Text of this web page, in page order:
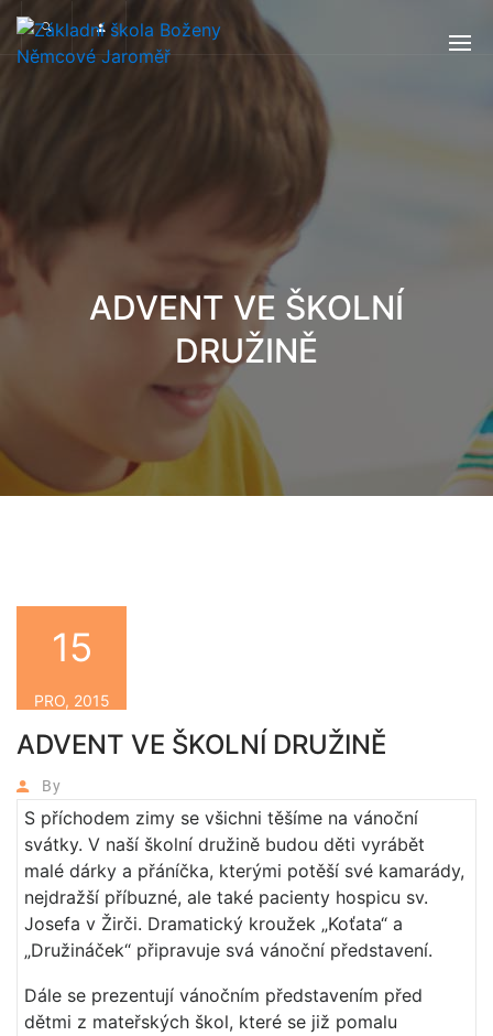
ADVENT VE ŠKOLNÍ
DRUŽINĚ
ADVENT VE ŠKOLNÍ DRUŽINĚ
By
15
PRO, 2015
S příchodem zimy se všichni těšíme na vánoční
svátky. V naší školní družině budou děti vyrábět
malé dárky a přáníčka, kterými potěší své kamarády,
nejdražší příbuzné, ale také pacienty hospicu sv.
Josefa v Žirči. Dramatický kroužek „Koťata“ a
„Družináček“ připravuje svá vánoční představení.
Dále se prezentují vánočním představením před
dětmi z mateřských škol, které se již pomalu